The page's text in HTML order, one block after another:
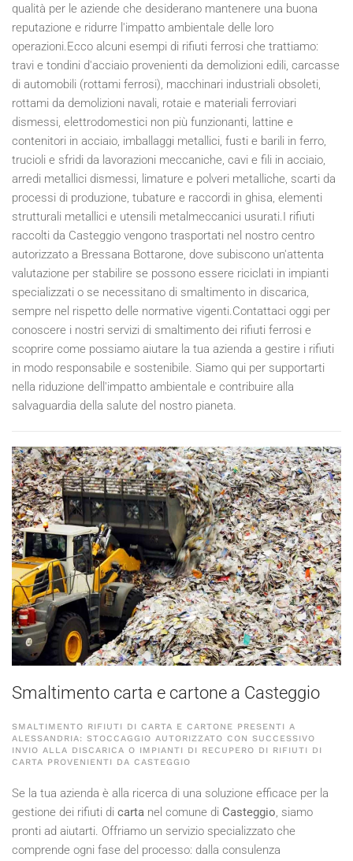
qualità per le aziende che desiderano mantenere una buona
reputazione e ridurre l'impatto ambientale delle loro
operazioni.Ecco alcuni esempi di rifiuti ferrosi che trattiamo:
travi e tondini d'acciaio provenienti da demolizioni edili, carcasse
di automobili (rottami ferrosi), macchinari industriali obsoleti,
rottami da demolizioni navali, rotaie e materiali ferroviari
dismessi, elettrodomestici non più funzionanti, lattine e
contenitori in acciaio, imballaggi metallici, fusti e barili in ferro,
trucioli e sfridi da lavorazioni meccaniche, cavi e fili in acciaio,
arredi metallici dismessi, limature e polveri metalliche, scarti da
processi di produzione, tubature e raccordi in ghisa, elementi
strutturali metallici e utensili metalmeccanici usurati.I rifiuti
raccolti da Casteggio vengono trasportati nel nostro centro
autorizzato a Bressana Bottarone, dove subiscono un'attenta
valutazione per stabilire se possono essere riciclati in impianti
specializzati o se necessitano di smaltimento in discarica,
sempre nel rispetto delle normative vigenti.Contattaci oggi per
conoscere i nostri servizi di smaltimento dei rifiuti ferrosi e
scoprire come possiamo aiutare la tua azienda a gestire i rifiuti
in modo responsabile e sostenibile. Siamo qui per supportarti
nella riduzione dell'impatto ambientale e contribuire alla
salvaguardia della salute del nostro pianeta.
Smaltimento carta e cartone a Casteggio
SMALTIMENTO RIFIUTI DI CARTA E CARTONE PRESENTI A
ALESSANDRIA: STOCCAGGIO AUTORIZZATO CON SUCCESSIVO
INVIO ALLA DISCARICA O IMPIANTI DI RECUPERO DI RIFIUTI DI
CARTA PROVENIENTI DA CASTEGGIO
Se la tua azienda è alla ricerca di una soluzione efficace per la
gestione dei rifiuti di carta nel comune di Casteggio, siamo
pronti ad aiutarti. Offriamo un servizio specializzato che
comprende ogni fase del processo: dalla consulenza